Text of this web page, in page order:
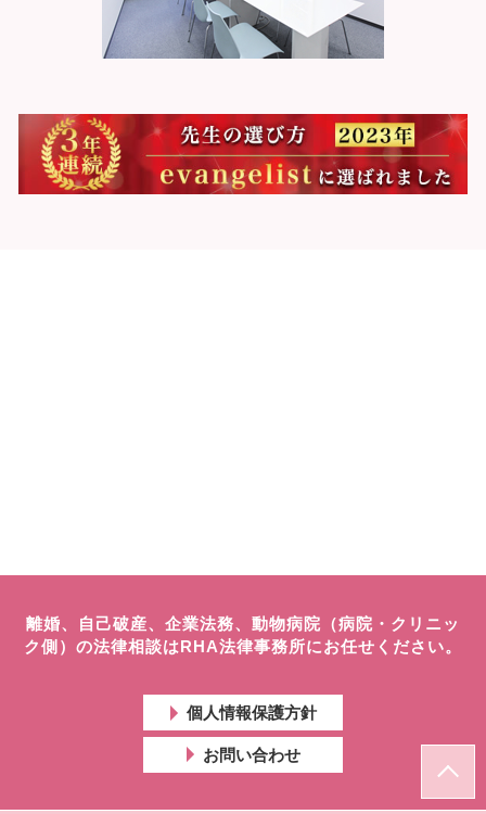
離婚、自己破産、企業法務、動物病院（病院・クリニッ
ク側）の法律相談はRHA法律事務所にお任せください。
個人情報保護方針
お問い合わせ